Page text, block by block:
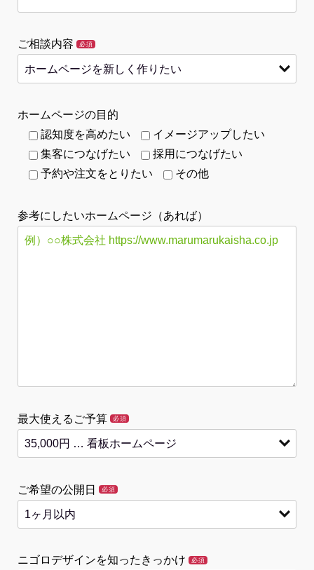
ご相談内容 必須
ホームページの目的
認知度を高めたい
イメージアップしたい
集客につなげたい
採用につなげたい
予約や注文をとりたい
その他
参考にしたいホームページ（あれば）
最大使えるご予算 必須
ご希望の公開日 必須
ニゴロデザインを知ったきっかけ 必須